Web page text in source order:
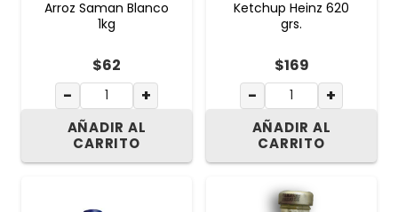
Arroz Saman Blanco
1kg
$62
− +
AÑADIR AL
CARRITO
Ketchup Heinz 620
grs.
$169
− +
AÑADIR AL
CARRITO